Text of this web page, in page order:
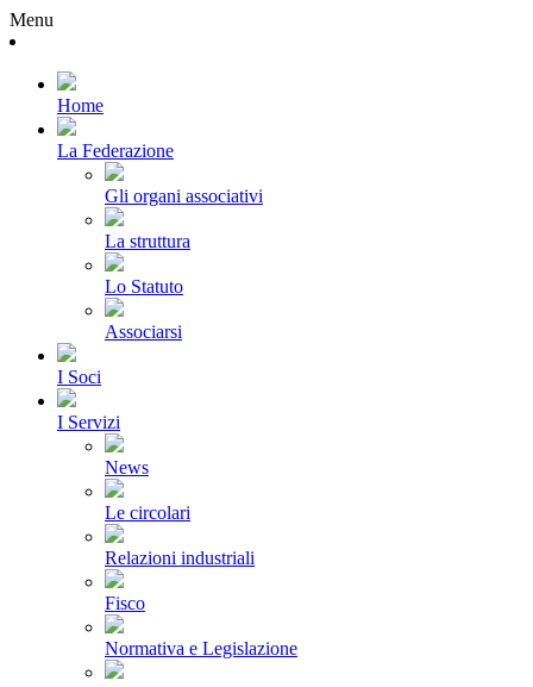
Menu
Home
La Federazione
Gli organi associativi
La struttura
Lo Statuto
Associarsi
I Soci
I Servizi
News
Le circolari
Relazioni industriali
Fisco
Normativa e Legislazione